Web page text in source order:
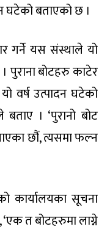
घटेको बताएको छ ।
गर्ने यस संस्थाले यो
पुराना बोटहरु काटेर
वर्ष उत्पादन घटेको
। ‘पुरानो बोट
छौं, त्यसमा फल्न
कार्यालयका सूचना
त बोटहरुमा लाग्ने